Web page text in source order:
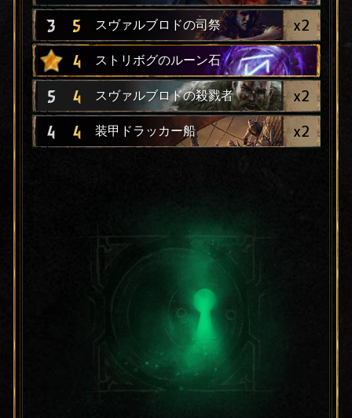
3 5 スヴァルブロドの司祭 x2
4 ストリボグのルーン石
5 4 スヴァルブロドの殺戮者 x2
4 4 装甲ドラッカー船 x2